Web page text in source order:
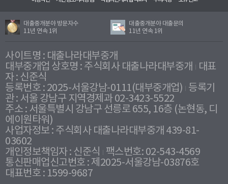
대출중개분야 방문자수
11년 연속 1위
대출중개분야 대출문의
11년 연속 1위
사이트명 : 대출나라대부중개
대부중개업 상호명 : 주식회사 대출나라대부중개
대표
자 : 신준식
등록번호 : 2025-서울강남-0111(대부중개업) 등록기
관 : 서울 강남구 지역경제과 02-3423-5522
주소 : 서울특별시 강남구 선릉로 655, 16층 (논현동, 디
에이원타워)
사업자정보 : 주식회사 대출나라대부중개 439-81-
03602
개인정보책임자 : 신준식
팩스번호: 02-543-4569
통신판매업신고번호 : 제2025-서울강남-03876호
대표번호 : 1599-9687